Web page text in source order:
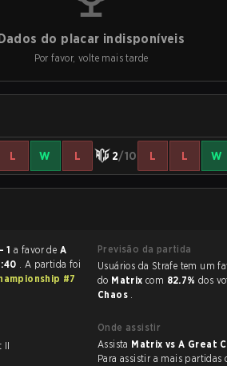
do placar indisponíveis
Por favor, volte mais tarde
L W L 2/10 L L W
1 a favor de A
. A partida foi
#7
II
Previsão da partida
Usuários da Strafe tem um favorito absoluto para a partida, e preveem a vitória
do Matrix com 82.7% dos
Chaos .
Onde assistir
Assista Matrix vs A Great
Para assistir a mais partidas